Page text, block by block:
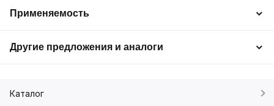
Применяемость
Другие предложения и аналоги
Каталог